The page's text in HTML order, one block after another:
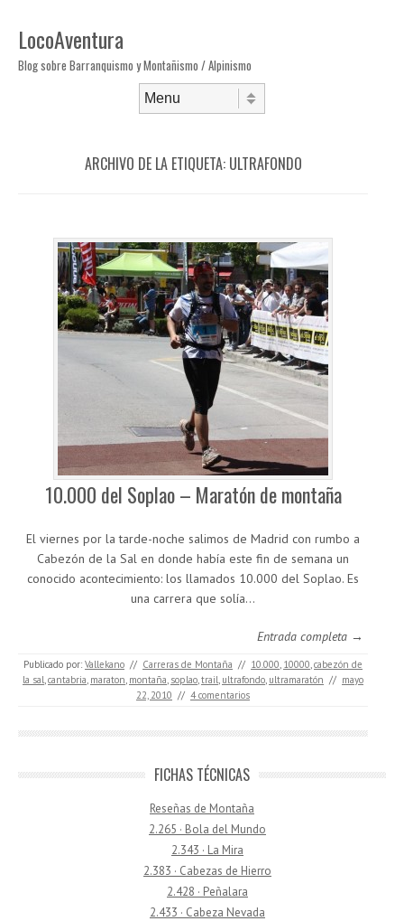
LocoAventura
Blog sobre Barranquismo y Montañismo / Alpinismo
ARCHIVO DE LA ETIQUETA: ULTRAFONDO
10.000 del Soplao – Maratón de montaña
El viernes por la tarde-noche salimos de Madrid con rumbo a
Cabezón de la Sal en donde había este fin de semana un
conocido acontecimiento: los llamados 10.000 del Soplao. Es
una carrera que solía…
Entrada completa →
Publicado por: Vallekano // Carreras de Montaña // 10.000, 10000,cabezón de
la sal,cantabria, maraton, montaña, soplao,trail, ultrafondo, ultramaratón // mayo
22, 2010 // 4 comentarios
FICHAS TÉCNICAS
Reseñas de Montaña
2.265 · Bola del Mundo
2.343 · La Mira
2.383 · Cabezas de Hierro
2.428 · Peñalara
2.433 · Cabeza Nevada